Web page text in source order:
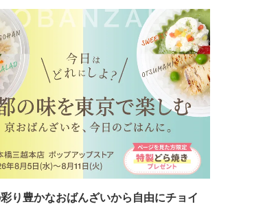
り豊かなおばんざいから自由にチョイ